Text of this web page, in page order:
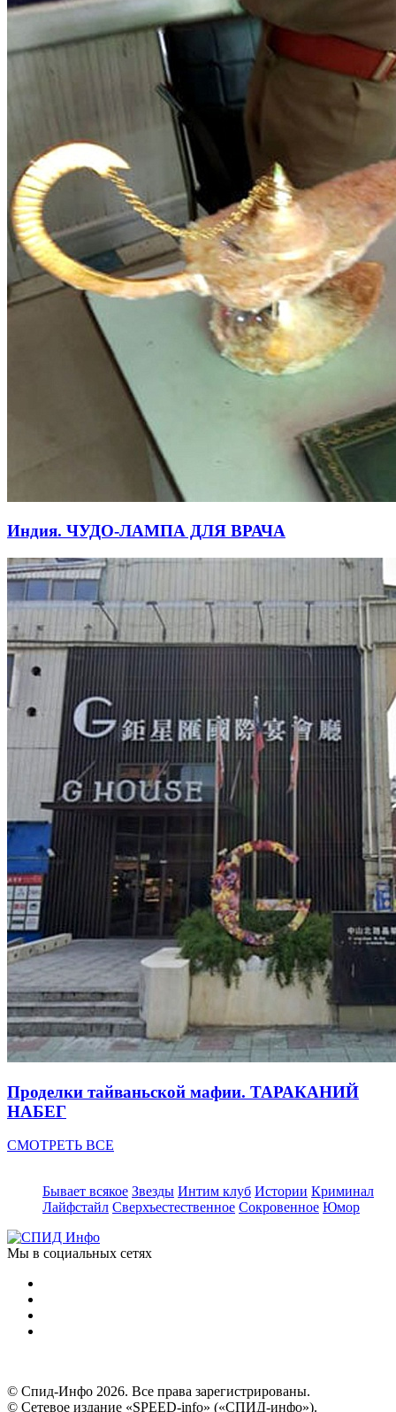
Индия. ЧУДО-ЛАМПА ДЛЯ ВРАЧА
Проделки тайваньской мафии. ТАРАКАНИЙ
НАБЕГ
СМОТРЕТЬ ВСЕ
Бывает всякое Звезды Интим клуб Истории Криминал
Лайфстайл Сверхъестественное Сокровенное Юмор
Мы в социальных сетях
© Спид-Инфо 2026. Все права зарегистрированы.
© Сетевое издание «SPEED-info» («СПИД-инфо»).